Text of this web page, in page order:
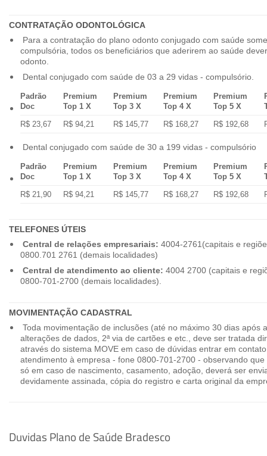
CONTRATAÇÃO ODONTOLÓGICA
Para a contratação do plano odonto conjugado com saúde
compulsória, todos os beneficiários que aderirem ao saúde
odonto.
Dental conjugado com saúde de 03 a 29 vidas - compulsório.
Padrão
Doc
Premium
Top 1 X
Premium
Top 3 X
Premium
Top 4 X
Premium
Top 5 X
R$ 23,67
R$ 94,21 R$ 145,77 R$ 168,27 R$ 192,68
Dental conjugado com saúde de 30 a 199 vidas - compulsório
Padrão
Doc
Premium
Top 1 X
Premium
Top 3 X
Premium
Top 4 X
Premium
Top 5 X
R$ 21,90
R$ 94,21 R$ 145,77 R$ 168,27 R$ 192,68
TELEFONES ÚTEIS
Central de relações empresariais: 4004-2761(capitais e
0800.701 2761 (demais localidades)
Central de atendimento ao cliente: 4004 2700 (capitais e
0800-701-2700 (demais localidades).
MOVIMENTAÇÃO CADASTRAL
Toda movimentação de inclusões (até no máximo 30 dias após
alterações de dados, 2ª via de cartões e etc., deve ser tratada
através do sistema MOVE em caso de dúvidas entrar em
atendimento à empresa - fone 0800-701-2700 - observando
só em caso de nascimento, casamento, adoção, deverá ser
devidamente assinada, cópia do registro e carta original da
Duvidas Plano de Saúde Bradesco